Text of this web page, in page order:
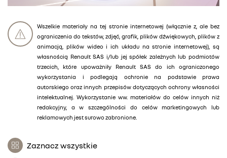
Wszelkie materiały na tej stronie internetowej (włącznie z, ale bez
ograniczenia do tekstów, zdjęć, grafik, plików dźwiękowych, plików z
animacją, plików wideo i ich układu na stronie internetowej), są
własnością Renault SAS i/lub jej spółek zależnych lub podmiotów
trzecich, które upoważniły Renault SAS do ich ograniczonego
wykorzystania i podlegają ochronie na podstawie prawa
autorskiego oraz innych przepisów dotyczących ochrony własności
intelektualnej. Wykorzystanie ww. materiałów do celów innych niż
redakcyjny, a w szczególności do celów marketingowych lub
reklamowych jest surowo zabronione.
Zaznacz wszystkie